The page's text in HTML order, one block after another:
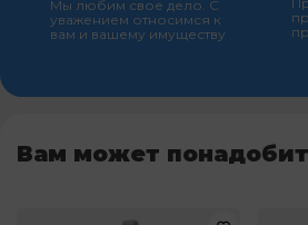
Мы любим свое дело. С
уважением относимся к
вам и вашему имуществу
Вам может